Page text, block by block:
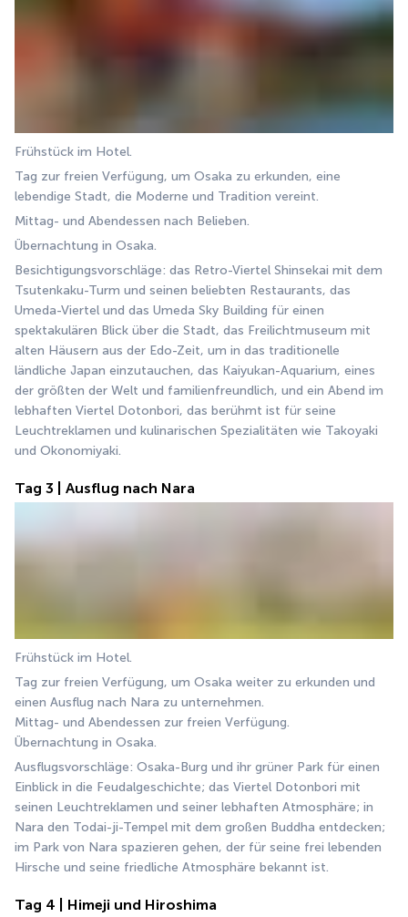
Frühstück im Hotel.
Tag zur freien Verfügung, um Osaka zu erkunden, eine
lebendige Stadt, die Moderne und Tradition vereint.
Mittag- und Abendessen nach Belieben.
Übernachtung in Osaka.
Besichtigungsvorschläge: das Retro-Viertel Shinsekai mit dem
Tsutenkaku-Turm und seinen beliebten Restaurants, das
Umeda-Viertel und das Umeda Sky Building für einen
spektakulären Blick über die Stadt, das Freilichtmuseum mit
alten Häusern aus der Edo-Zeit, um in das traditionelle
ländliche Japan einzutauchen, das Kaiyukan-Aquarium, eines
der größten der Welt und familienfreundlich, und ein Abend im
lebhaften Viertel Dotonbori, das berühmt ist für seine
Leuchtreklamen und kulinarischen Spezialitäten wie Takoyaki
und Okonomiyaki.
Tag 3 | Ausflug nach Nara
Frühstück im Hotel.
Tag zur freien Verfügung, um Osaka weiter zu erkunden und
einen Ausflug nach Nara zu unternehmen.
Mittag- und Abendessen zur freien Verfügung.
Übernachtung in Osaka.
Ausflugsvorschläge: Osaka-Burg und ihr grüner Park für einen
Einblick in die Feudalgeschichte; das Viertel Dotonbori mit
seinen Leuchtreklamen und seiner lebhaften Atmosphäre; in
Nara den Todai-ji-Tempel mit dem großen Buddha entdecken;
im Park von Nara spazieren gehen, der für seine frei lebenden
Hirsche und seine friedliche Atmosphäre bekannt ist.
Tag 4 | Himeji und Hiroshima